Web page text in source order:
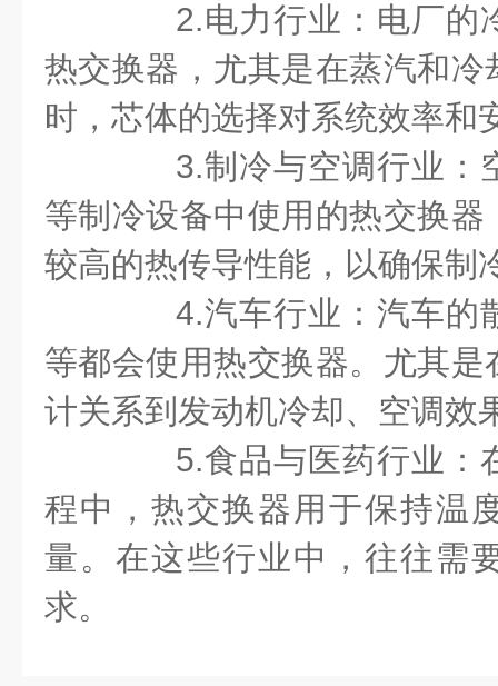
2.电力行业：电厂的
热交换器，尤其是在蒸汽和
时，芯体的选择对系统效率和
3.制冷与空调行业：
等制冷设备中使用的热交换
较高的热传导性能，以确保制
4.汽车行业：汽车的
等都会使用热交换器。尤其
计关系到发动机冷却、空调效
5.食品与医药行业：
程中，热交换器用于保持温
量。在这些行业中，往往需
求。